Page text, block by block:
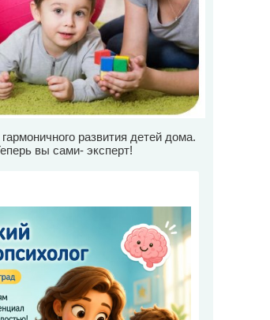
развития детей дома.
вы сами- эксперт!